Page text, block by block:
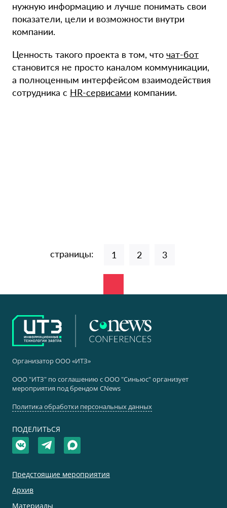
нужную информацию и лучше понимать свои
показатели, цели и возможности внутри
компании.
Ценность такого проекта в том, что чат-бот
становится не просто каналом коммуникации,
а полноценным интерфейсом взаимодействия
сотрудника с HR-сервисами компании.
страницы: 1 2 3
Организатор ООО «ИТЗ»
ООО "ИТЗ" по соглашению с ООО "Синьюс" организует
мероприятия под брендом CNews
Политика обработки персональных данных
ПОДЕЛИТЬСЯ
Предстоящие мероприятия
Архив
Материалы